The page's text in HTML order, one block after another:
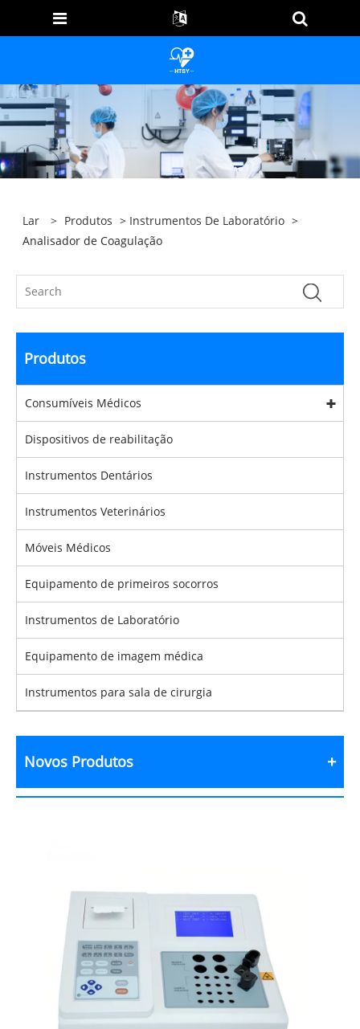
Lar > Produtos > Instrumentos De Laboratório >
Analisador de Coagulação
Produtos
Consumíveis Médicos
Dispositivos de reabilitação
Instrumentos Dentários
Instrumentos Veterinários
Móveis Médicos
Equipamento de primeiros socorros
Instrumentos de Laboratório
Equipamento de imagem médica
Instrumentos para sala de cirurgia
Novos Produtos